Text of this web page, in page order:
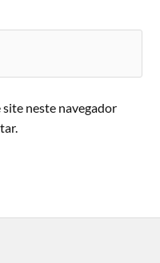
site neste navegador